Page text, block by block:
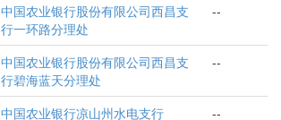
中国农业银行股份有限公司西昌支
行一环路分理处
--
中国农业银行股份有限公司西昌支
行碧海蓝天分理处
--
中国农业银行凉山州水电支行
--